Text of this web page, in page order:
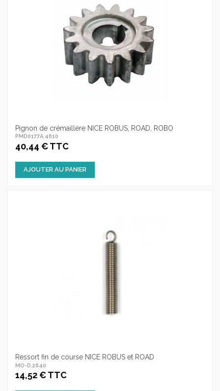
Pignon de crémaillère NICE ROBUS, ROAD, ROBO
PMD0177A.4610
40,44 € TTC
AJOUTER AU PANIER
Ressort fin de course NICE ROBUS et ROAD
MO-D.2640
14,52 € TTC